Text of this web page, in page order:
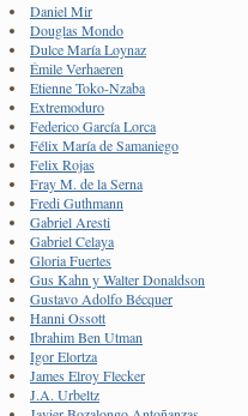
Daniel Mir
Douglas Mondo
Dulce María Loynaz
Émile Verhaeren
Etienne Toko-Nzaba
Extremoduro
Federico García Lorca
Félix María de Samaniego
Felix Rojas
Fray M. de la Serna
Fredi Guthmann
Gabriel Aresti
Gabriel Celaya
Gloria Fuertes
Gus Kahn y Walter Donaldson
Gustavo Adolfo Bécquer
Hanni Ossott
Ibrahim Ben Utman
Igor Elortza
James Elroy Flecker
J.A. Urbeltz